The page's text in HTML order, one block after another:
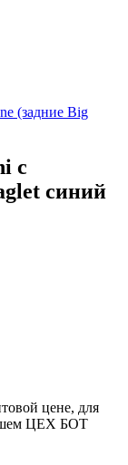
(задние Big
с
синий
цене, для
ЦЕХ БОТ